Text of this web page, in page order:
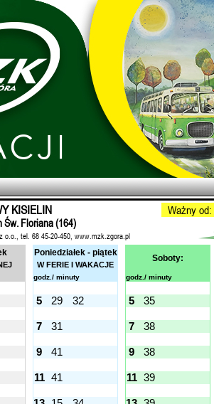
KISIELIN Ważny od:
Św. Floriana (164)
o.o., tel. 68 45-20-450, www.mzk.zgora.pl
Poniedziałek - piątek
W FERIE I WAKACJE
Soboty:
godz./ minuty godz./ minuty
5 29 32 5 35
7 31 7 38
9 41 9 38
11 41 11 39